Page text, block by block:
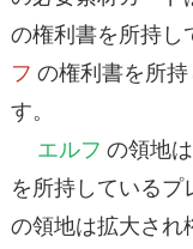
の権利書を所持し
フ の権利書を所
す。
エルフ の領地
を所持しているプ
の領地は拡大され